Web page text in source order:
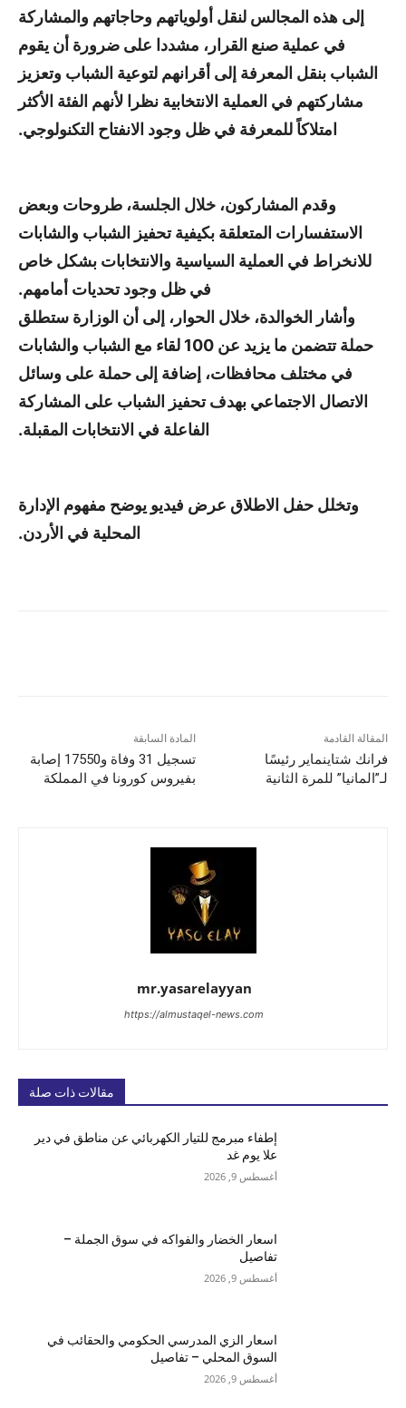
إلى هذه المجالس لنقل أولوياتهم وحاجاتهم والمشاركة
في عملية صنع القرار، مشددا على ضرورة أن يقوم
الشباب بنقل المعرفة إلى أقرانهم لتوعية الشباب وتعزيز
مشاركتهم في العملية الانتخابية نظرا لأنهم الفئة الأكثر
امتلاكاً للمعرفة في ظل وجود الانفتاح التكنولوجي.
وقدم المشاركون، خلال الجلسة، طروحات وبعض
الاستفسارات المتعلقة بكيفية تحفيز الشباب والشابات
للانخراط في العملية السياسية والانتخابات بشكل خاص
في ظل وجود تحديات أمامهم.
وأشار الخوالدة، خلال الحوار، إلى أن الوزارة ستطلق
حملة تتضمن ما يزيد عن 100 لقاء مع الشباب والشابات
في مختلف محافظات، إضافة إلى حملة على وسائل
الاتصال الاجتماعي بهدف تحفيز الشباب على المشاركة
الفاعلة في الانتخابات المقبلة.
وتخلل حفل الاطلاق عرض فيديو يوضح مفهوم الإدارة
المحلية في الأردن.
المادة السابقة
تسجيل 31 وفاة و17550 إصابة
بفيروس كورونا في المملكة
المقالة القادمة
فرانك شتاينماير رئيسًا
لـ”المانيا” للمرة الثانية
mr.yasarelayyan
https://almustaqel-news.com
مقالات ذات صلة
إطفاء مبرمج للتيار الكهربائي عن مناطق في دير
علا يوم غد
أغسطس 9, 2026
اسعار الخضار والفواكه في سوق الجملة –
تفاصيل
أغسطس 9, 2026
اسعار الزي المدرسي الحكومي والحقائب في
السوق المحلي – تفاصيل
أغسطس 9, 2026